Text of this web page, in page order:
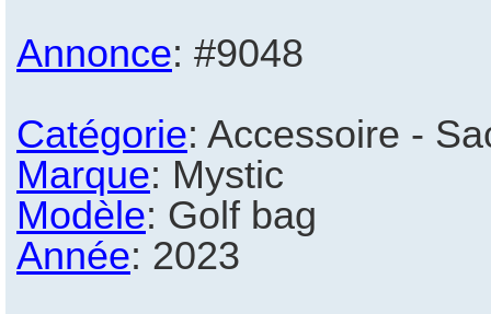
Annonce: #9048
Catégorie: Accessoire -
Marque: Mystic
Modèle: Golf bag
Année: 2023